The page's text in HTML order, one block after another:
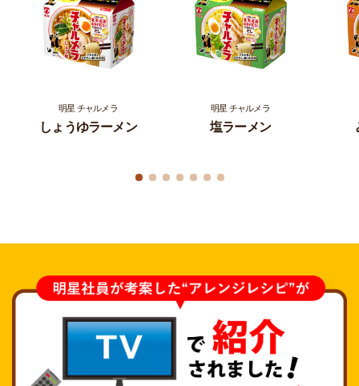
明星 チャルメラ
塩ラーメン
明星 チャルメラ
みそラーメン